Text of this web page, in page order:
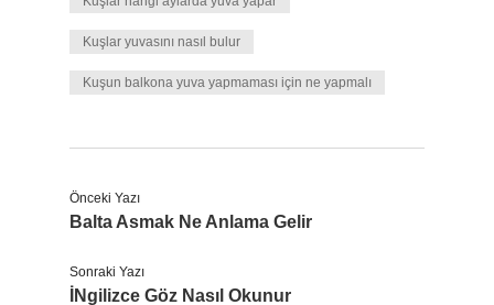
Kuşlar yuvasını nasıl bulur
Kuşun balkona yuva yapmaması için ne yapmalı
Önceki Yazı
Balta Asmak Ne Anlama Gelir
Sonraki Yazı
İNgilizce Göz Nasıl Okunur